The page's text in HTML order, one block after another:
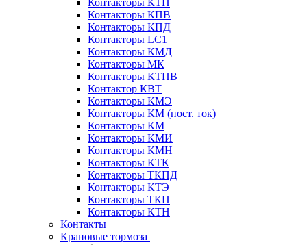
Контакторы КПВ
Контакторы КПД
Контакторы LC1
Контакторы КМД
Контакторы МК
Контакторы КТПВ
Контактор КВТ
Контакторы КМЭ
Контакторы КМ (пост. ток)
Контакторы КМ
Контакторы КМИ
Контакторы КМН
Контакторы КТК
Контакторы ТКПД
Контакторы КТЭ
Контакторы ТКП
Контакторы КТН
Контакты
Крановые тормоза